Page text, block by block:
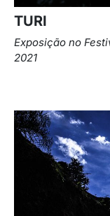
TURI
Exposição no
2021